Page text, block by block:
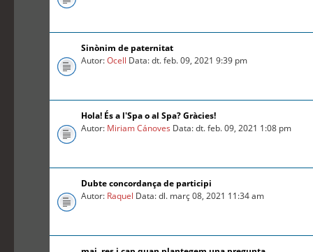
Sinònim de paternitat
Autor:Ocell Data: dt. feb. 09, 2021 9:39 pm
Hola! És a l'Spa o al Spa? Gràcies!
Autor: Miriam Cánoves Data: dt. feb. 09, 2021 1:08 pm
Dubte concordança de participi
Autor: Raquel Data: dl. març 08, 2021 11:34 am